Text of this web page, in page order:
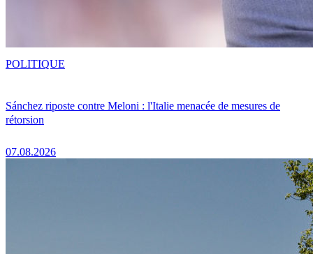
Sánchez riposte contre Meloni : l'Italie menacée de mesures de
rétorsion
07.08.2026
POLITIQUE